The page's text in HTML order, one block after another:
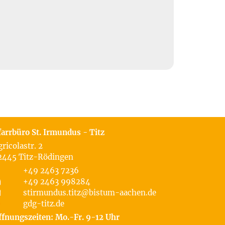
St. Irmundus - Titz
2
Titz-Rödingen
+49 2463 7236
+49 2463 998284
stirmundus.titz@bistum-aachen.de
gdg-titz.de
Mo.-Fr. 9-12 Uhr